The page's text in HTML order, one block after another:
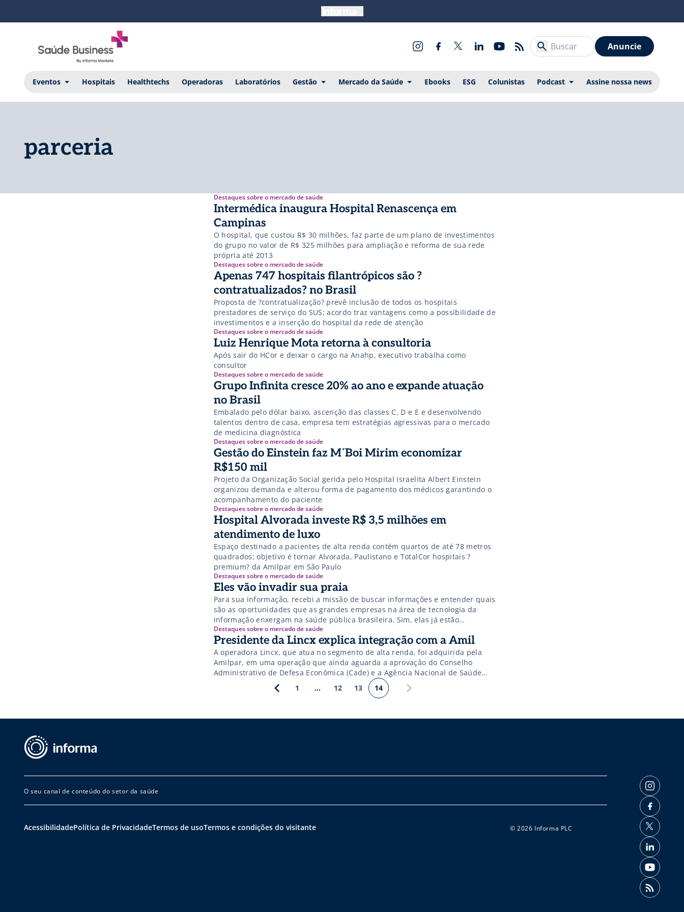
Anuncie
Eventos Hospitais Healthtechs Operadoras Laboratórios Gestão Mercado da Saúde Ebooks ESG Colunistas Podcast Assine nossa news
parceria
Destaques sobre o mercado de saúde
Intermédica inaugura Hospital Renascença em
Campinas
O hospital, que custou R$ 30 milhões, faz parte de um plano de investimentos
do grupo no valor de R$ 325 milhões para ampliação e reforma de sua rede
própria até 2013
Destaques sobre o mercado de saúde
Apenas 747 hospitais filantrópicos são ?
contratualizados? no Brasil
Proposta de ?contratualização? prevê inclusão de todos os hospitais
prestadores de serviço do SUS; acordo traz vantagens como a possibilidade de
investimentos e a inserção do hospital da rede de atenção
Destaques sobre o mercado de saúde
Luiz Henrique Mota retorna à consultoria
Após sair do HCor e deixar o cargo na Anahp, executivo trabalha como
consultor
Destaques sobre o mercado de saúde
Grupo Infinita cresce 20% ao ano e expande atuação
no Brasil
Embalado pelo dólar baixo, ascenção das classes C, D e E e desenvolvendo
talentos dentro de casa, empresa tem estratégias agressivas para o mercado
de medicina diagnóstica
Destaques sobre o mercado de saúde
Gestão do Einstein faz M´Boi Mirim economizar
R$150 mil
Projeto da Organização Social gerida pelo Hospital Israelita Albert Einstein
organizou demanda e alterou forma de pagamento dos médicos garantindo o
acompanhamento do paciente
Destaques sobre o mercado de saúde
Hospital Alvorada investe R$ 3,5 milhões em
atendimento de luxo
Espaço destinado a pacientes de alta renda contém quartos de até 78 metros
quadrados; objetivo é tornar Alvorada, Paulistano e TotalCor hospitais ?
premium? da Amilpar em São Paulo
Destaques sobre o mercado de saúde
Eles vão invadir sua praia
Para sua informação, recebi a missão de buscar informações e entender quais
são as oportunidades que as grandes empresas na área de tecnologia da
informação enxergam na saúde pública brasileira. Sim, elas já estão
descobrindo esta área e vindo com tudo: invadindo a praia com guarda-sol e
cadeira, e olhando para um mar azul cheio […]
Destaques sobre o mercado de saúde
Presidente da Lincx explica integração com a Amil
A operadora Lincx, que atua no segmento de alta renda, foi adquirida pela
Amilpar, em uma operação que ainda aguarda a aprovação do Conselho
Administrativo de Defesa Econômica (Cade) e a Agência Nacional de Saúde
Suplementar (ANS). De acordo com o fundador e presidente da Lincx, Silvio
Corrêa da Fonseca, não ocorrerão mudanças que afetarão […]
1 … 12 13 14
O seu canal de conteúdo do setor da saúde
AcessibilidadePolítica de PrivacidadeTermos de usoTermos e condições do visitante © 2026 Informa PLC